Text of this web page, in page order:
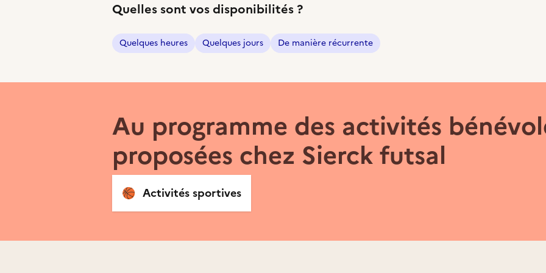
Quelles sont vos disponibilités ?
Quelques heures Quelques jours De manière récurrente
Au programme des activités
proposées chez Sierck futsal
🏀 Activités sportives